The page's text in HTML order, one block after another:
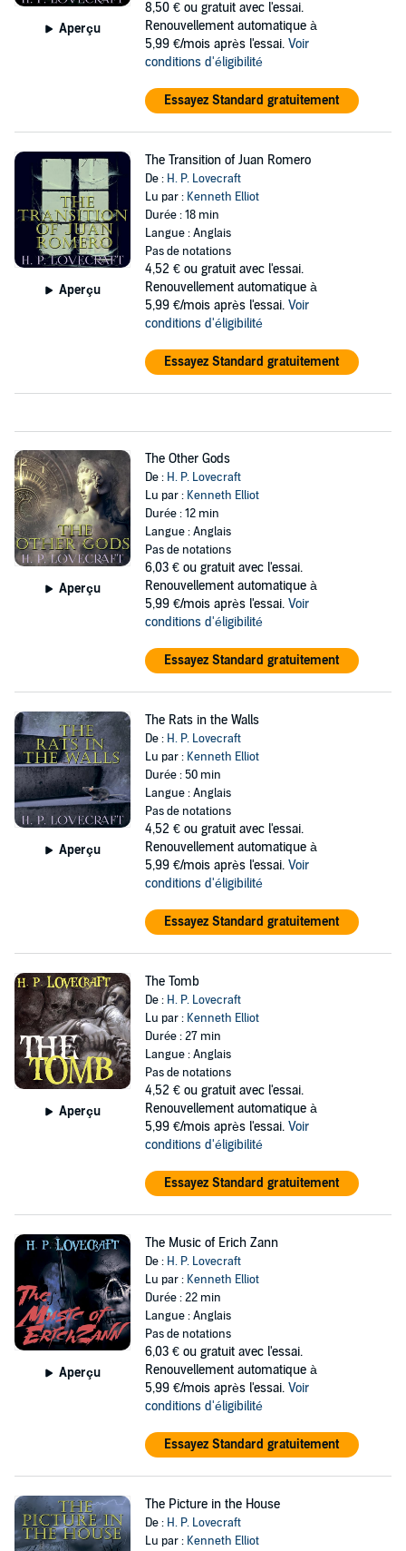
Aperçu
8,50 € ou gratuit avec l'essai.
Renouvellement automatique à
5,99 €/mois après l'essai. Voir
conditions d'éligibilité
Essayez Standard gratuitement
Aperçu
The Transition of Juan Romero
De : H. P. Lovecraft
Lu par : Kenneth Elliot
Durée : 18 min
Langue : Anglais
Pas de notations
4,52 € ou gratuit avec l'essai.
Renouvellement automatique à
5,99 €/mois après l'essai. Voir
conditions d'éligibilité
Essayez Standard gratuitement
Aperçu
The Other Gods
De : H. P. Lovecraft
Lu par : Kenneth Elliot
Durée : 12 min
Langue : Anglais
Pas de notations
6,03 € ou gratuit avec l'essai.
Renouvellement automatique à
5,99 €/mois après l'essai. Voir
conditions d'éligibilité
Essayez Standard gratuitement
Aperçu
The Rats in the Walls
De : H. P. Lovecraft
Lu par : Kenneth Elliot
Durée : 50 min
Langue : Anglais
Pas de notations
4,52 € ou gratuit avec l'essai.
Renouvellement automatique à
5,99 €/mois après l'essai. Voir
conditions d'éligibilité
Essayez Standard gratuitement
Aperçu
The Tomb
De : H. P. Lovecraft
Lu par : Kenneth Elliot
Durée : 27 min
Langue : Anglais
Pas de notations
4,52 € ou gratuit avec l'essai.
Renouvellement automatique à
5,99 €/mois après l'essai. Voir
conditions d'éligibilité
Essayez Standard gratuitement
Aperçu
The Music of Erich Zann
De : H. P. Lovecraft
Lu par : Kenneth Elliot
Durée : 22 min
Langue : Anglais
Pas de notations
6,03 € ou gratuit avec l'essai.
Renouvellement automatique à
5,99 €/mois après l'essai. Voir
conditions d'éligibilité
Essayez Standard gratuitement
The Picture in the House
De : H. P. Lovecraft
Lu par : Kenneth Elliot